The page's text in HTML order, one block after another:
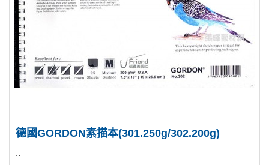
德國GORDON素描本(301.250g/302.200g)
..